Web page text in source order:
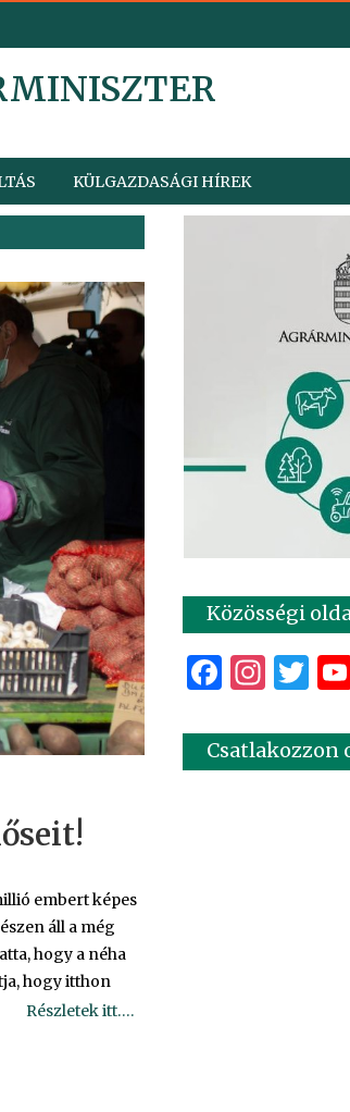
KÜLGAZDASÁGI HÍREK
embert képes
áll a még
hogy a néha
hogy itthon
Részletek itt….
Közösségi
Csatlakozzon